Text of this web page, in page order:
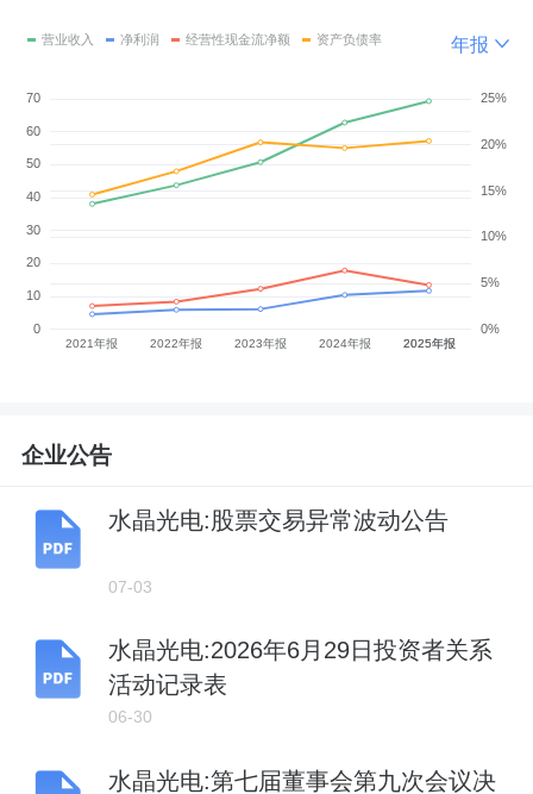
年报
企业公告
水晶光电:股票交易异常波动公告
07-03
水晶光电:2026年6月29日投资者关系
活动记录表
06-30
水晶光电:第七届董事会第九次会议决